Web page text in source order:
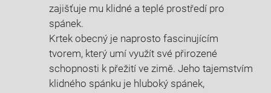
zajišťuje mu klidné a teplé prostředí pro
spánek.
Krtek obecný je naprosto fascinujícím
tvorem, který umí využít své přirozené
schopnosti k přežití ve zimě. Jeho tajemstvím
klidného spánku je hluboký spánek,